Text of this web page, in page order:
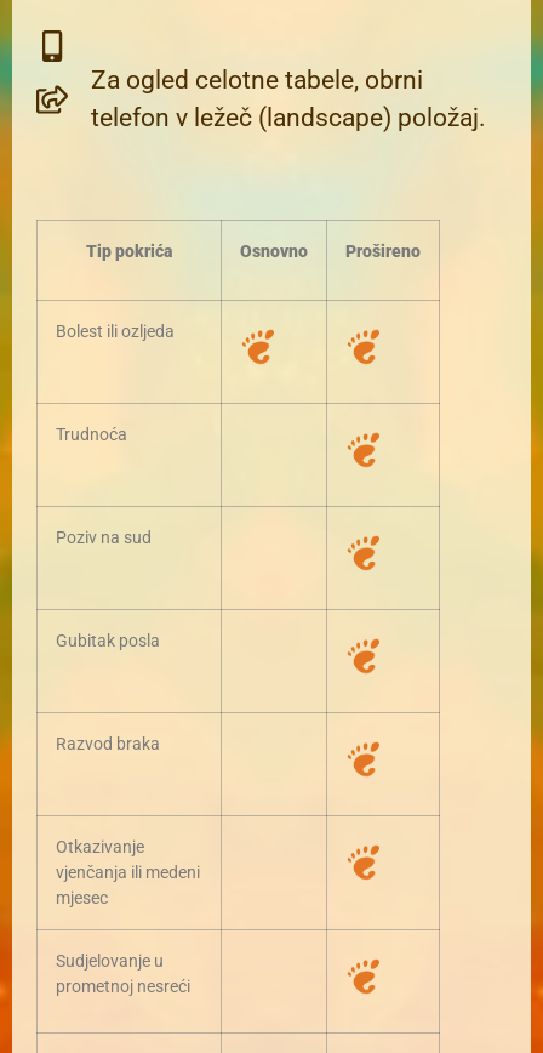
Za ogled celotne tabele, obrni
telefon v ležeč (landscape) položaj.
Tip pokrića Osnovno Prošireno
Bolest ili ozljeda
Trudnoća
Poziv na sud
Gubitak posla
Razvod braka
Otkazivanje
vjenčanja ili medeni
mjesec
Sudjelovanje u
prometnoj nesreći